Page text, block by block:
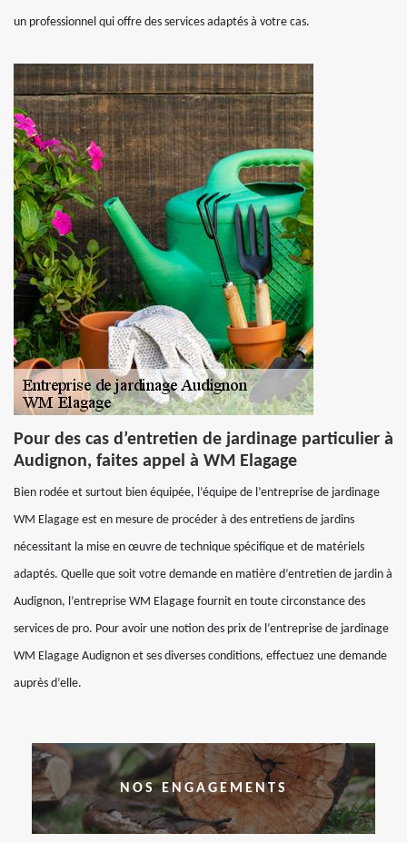
un professionnel qui offre des services adaptés à votre cas.
Pour des cas d’entretien de jardinage particulier à
Audignon, faites appel à WM Elagage
Bien rodée et surtout bien équipée, l’équipe de l’entreprise de jardinage
WM Elagage est en mesure de procéder à des entretiens de jardins
nécessitant la mise en œuvre de technique spécifique et de matériels
adaptés. Quelle que soit votre demande en matière d’entretien de jardin à
Audignon, l’entreprise WM Elagage fournit en toute circonstance des
services de pro. Pour avoir une notion des prix de l’entreprise de jardinage
WM Elagage Audignon et ses diverses conditions, effectuez une demande
auprès d’elle.
NOS ENGAGEMENTS